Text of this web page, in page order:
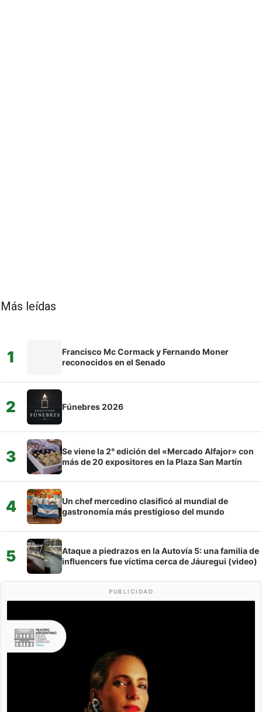
Más leídas
1
Francisco Mc Cormack y Fernando Moner
reconocidos en el Senado
2 Fúnebres 2026
3
Se viene la 2° edición del «Mercado Alfajor» con
más de 20 expositores en la Plaza San Martín
4
Un chef mercedino clasificó al mundial de
gastronomía más prestigioso del mundo
5
Ataque a piedrazos en la Autovía 5: una familia de
influencers fue víctima cerca de Jáuregui (video)
PUBLICIDAD